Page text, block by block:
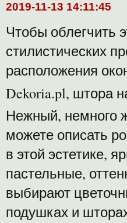
2019-11-13 14:11:45
Чтобы облегчить
стилистических
расположения
Dekoria.pl, штора
Нежный, немного
можете описать
в этой эстетике,
пастельные,
выбирают
подушках и